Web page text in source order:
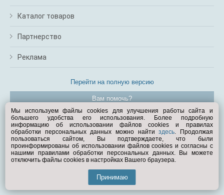
Каталог товаров
Партнерство
Реклама
Перейти на полную версию
Вам помочь?
© Exist.ru 1998—2026
Мы используем файлы cookies для улучшения работы сайта и
большего удобства его использования. Более подробную
информацию об использовании файлов cookies и правилах
обработки персональных данных можно найтиздесь. Продолжая
пользоваться сайтом, Вы подтверждаете, что были
проинформированы об использовании файлов cookies и согласны с
нашими правилами обработки персональных данных. Вы можете
отключить файлы cookies в настройках Вашего браузера.
Принимаю